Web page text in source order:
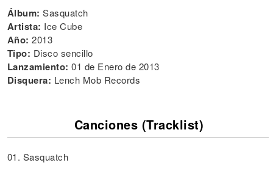
Álbum: Sasquatch
Artista: Ice Cube
Año: 2013
Tipo: Disco sencillo
Lanzamiento: 01 de Enero de 2013
Disquera: Lench Mob Records
Canciones (Tracklist)
01. Sasquatch